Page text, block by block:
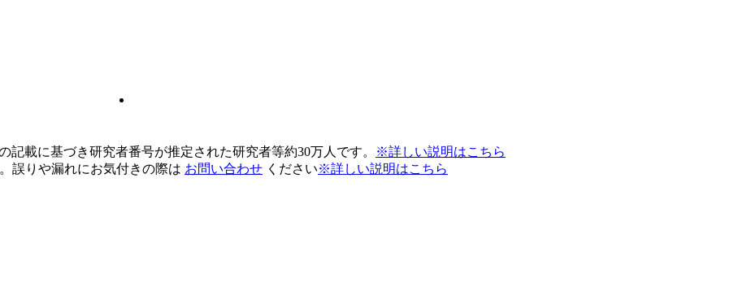
記載に基づき研究者番号が推定された研究者等約30万人です。
※詳しい説明はこちら
誤りや漏れにお気付きの際は お問い合わせ ください※詳しい説明はこちら